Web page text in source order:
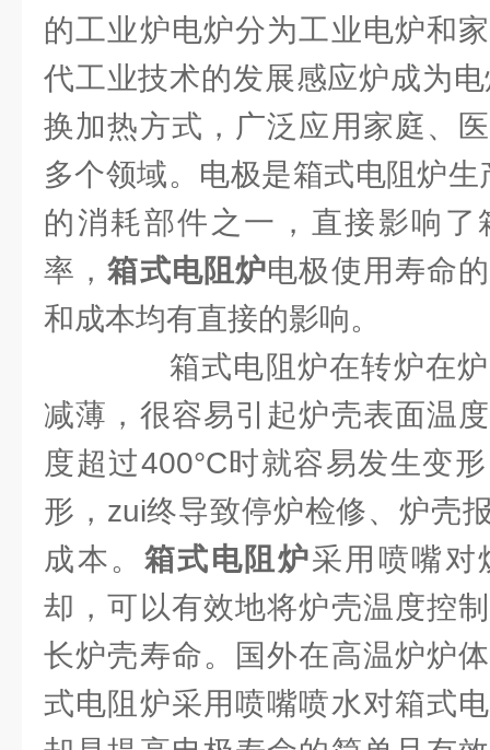
的工业炉电炉分为工业电炉和
代工业技术的发展感应炉成为
换加热方式，广泛应用家庭、
多个领域。电极是箱式电阻炉
的消耗部件之一，直接影响
率，箱式电阻炉电极使用寿命
和成本均有直接的影响。
箱式电阻炉在转炉在炉
减薄，很容易引起炉壳表面温
度超过400°C时就容易发生变
形，zui终导致停炉检修、炉壳
成本。 箱式电阻炉采用喷嘴对
却，可以有效地将炉壳温度控
长炉壳寿命。国外在高温炉炉
式电阻炉采用喷嘴喷水对箱式